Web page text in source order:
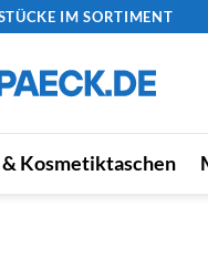
IM SORTIMENT
& Kosmetiktaschen